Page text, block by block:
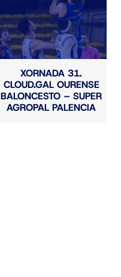
XORNADA 31.
CLOUD.GAL OURENSE
BALONCESTO – SUPER
AGROPAL PALENCIA